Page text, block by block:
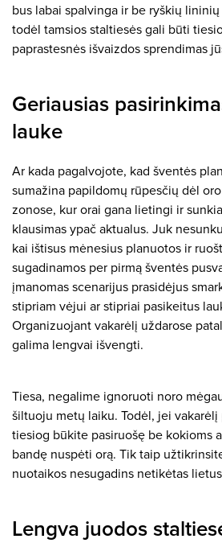
bus labai spalvinga ir be ryškių
todėl tamsios staltiesės gali būti
paprastesnės išvaizdos sprendimas
Geriausias
lauke
Ar kada pagalvojote, kad šventės
sumažina papildomų rūpesčių dėl
zonose, kur orai gana lietingi ir
klausimas ypač aktualus. Juk
kai ištisus mėnesius planuotos ir
sugadinamos per pirmą šventės
įmanomas scenarijus prasidėjus
stipriam vėjui ar stipriai pasikeitus
Organizuojant vakarėlį uždarose
galima lengvai išvengti.
Tiesa, negalime ignoruoti noro
šiltuoju metų laiku. Todėl, jei
tiesiog būkite pasiruošę be kokioms
bandę nuspėti orą. Tik taip
nuotaikos nesugadins netikėtas
Lengva juodos